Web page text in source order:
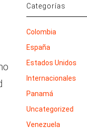
Categorías
Colombia
España
Estados Unidos
Internacionales
Panamá
Uncategorized
Venezuela